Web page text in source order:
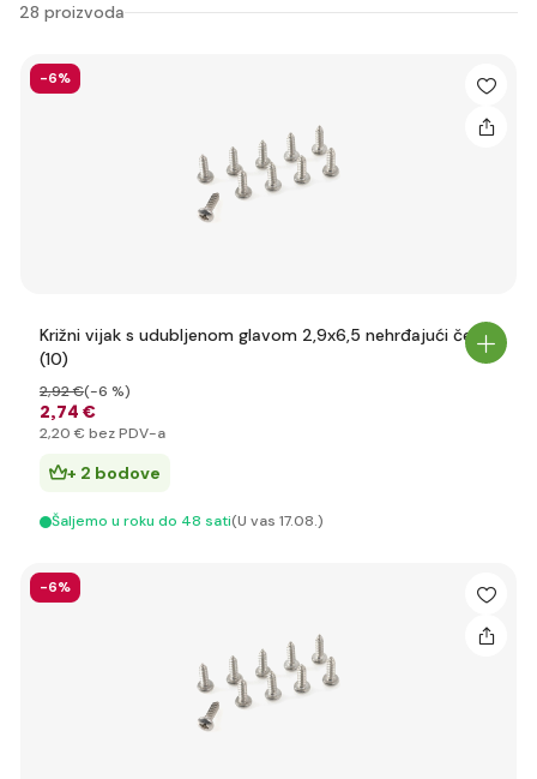
28 proizvoda
-6%
Križni vijak s udubljenom glavom 2,9x6,5 nehrđajući čelik
(10)
2,74 €
2,92 €(-6 %)
2,20 € bez PDV-a
+ 2 bodove
Šaljemo u roku do 48 sati(U vas 17.08.)
-6%